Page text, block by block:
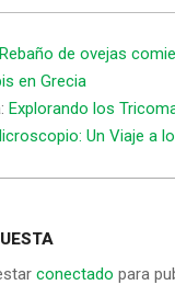
Rebaño de ovejas
en Grecia
Explorando los
Un Viaje a
conectado para